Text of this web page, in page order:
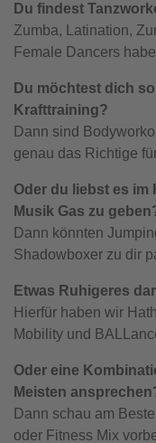
Du findest
Zumba, Latination,
Female Dancers
Du möchtest dich
Krafttraining?
Dann sind
genau das Richtige
Oder du liebst es im
Musik Gas zu
Dann könnten
Shadowboxer zu dir
Etwas Ruhigeres
Hierfür haben wir
Mobility und
Oder eine
Meisten
Dann schau am
oder Fitness Mix